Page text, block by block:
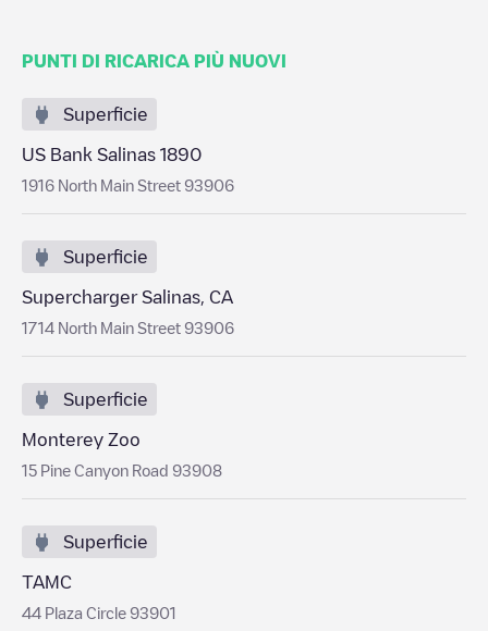
PUNTI DI RICARICA PIÙ NUOVI
Superficie
US Bank Salinas 1890
1916 North Main Street 93906
Superficie
Supercharger Salinas, CA
1714 North Main Street 93906
Superficie
Monterey Zoo
15 Pine Canyon Road 93908
Superficie
TAMC
44 Plaza Circle 93901